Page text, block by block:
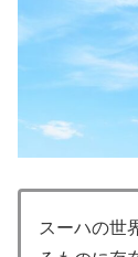
スーハの世